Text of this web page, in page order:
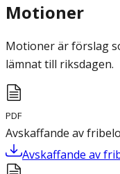
Motioner
Motioner är förslag
lämnat till riksdagen.
PDF
Avskaffande av
Avskaffande av